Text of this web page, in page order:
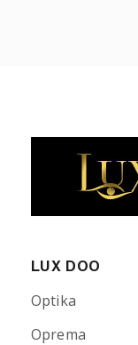
LUX DOO
Optika
Oprema